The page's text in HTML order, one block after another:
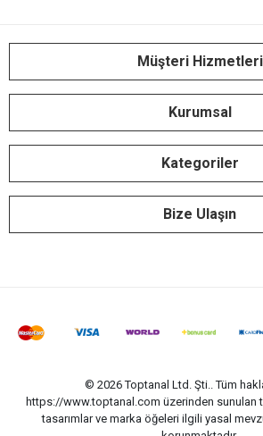
Müşteri Hizmetleri
Kurumsal
Kategoriler
Bize Ulaşın
© 2026 Toptanal Ltd. Şti.. Tüm
https://www.toptanal.com üzerinden sunulan
tasarımlar ve marka öğeleri ilgili yasal